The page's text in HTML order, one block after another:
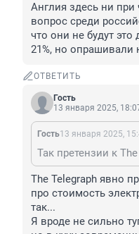
Англия здесь ни
вопрос среди
что они не будут это
21%, но опрашивали
ОТВЕТИТЬ
Гость
13 января 2025,
Гость13 января 2025,
Так претензии к
The Telegraph явно
про стоимость
так...
Я вроде не сильно